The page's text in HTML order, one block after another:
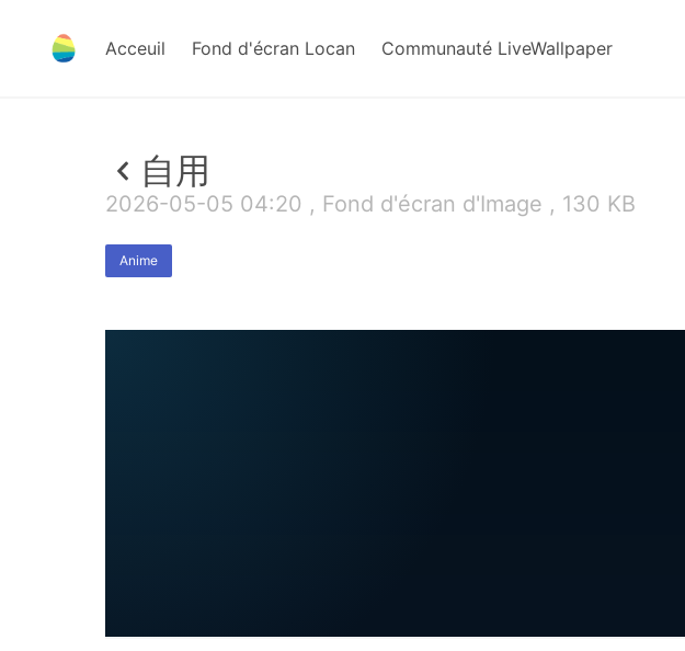
Acceuil Fond d'écran Locan Communauté LiveWallpaper
自用
2026-05-05 04:20 , Fond d'écran d'Image , 130 KB
Anime